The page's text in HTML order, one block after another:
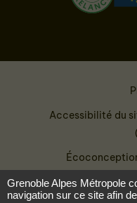
Grenoble Alpes Métropole
navigation sur ce site afin
Accessibilité du